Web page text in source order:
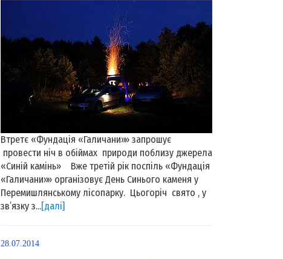
Втретє «Фундація «Галичани»» запрошує
провести ніч в обіймах природи поблизу джерела
«Синій камінь» Вже третій рік поспіль «Фундація
«Галичани»» організовує День Синього каменя у
Перемишлянському лісопарку. Цьогоріч свято , у
зв’язку з...[далі]
28.07.2014